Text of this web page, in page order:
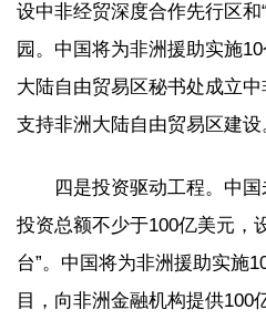
设中非经贸深度合作先行区和
园。中国将为非洲援助实施
大陆自由贸易区秘书处成立
支持非洲大陆自由贸易区建设
四是投资驱动工程。中
投资总额不少于100亿美元，
台”。中国将为非洲援助实施
目，向非洲金融机构提供100